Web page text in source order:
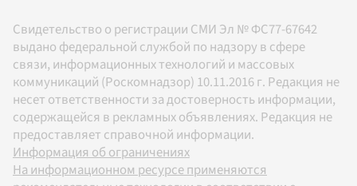
Свидетельство о регистрации СМИ Эл № ФС77-67642
выдано федеральной службой по надзору в сфере
связи, информационных технологий и массовых
коммуникаций (Роскомнадзор) 10.11.2016 г. Редакция не
несет ответственности за достоверность информации,
содержащейся в рекламных объявлениях. Редакция не
предоставляет справочной информации.
Информация об ограничениях
На информационном ресурсе применяются